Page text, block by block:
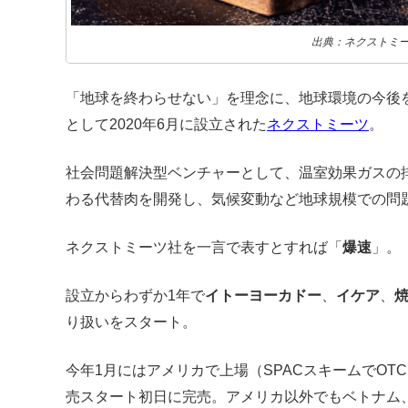
出典：ネクストミ
「地球を終わらせない」を理念に、地球環境の今
として2020年6月に設立されたネクストミーツ。
社会問題解決型ベンチャーとして、温室効果ガス
わる代替肉を開発し、 気候変動など地球規模での問
ネクストミーツ社を一言で表すとすれば「 爆速 」。
設立からわずか1年でイトーヨーカドー イケア
り扱いをスタート。
今年1月にはアメリカで上場（SPACスキームで
売スタート初日に完売。アメリカ以外でもベトナ